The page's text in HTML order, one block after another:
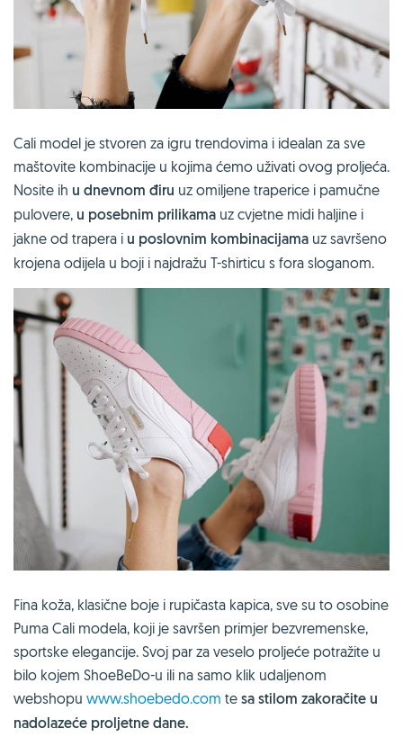
Cali model je stvoren za igru trendovima i idealan za sve
maštovite kombinacije u kojima ćemo uživati ovog proljeća.
Nosite ih u dnevnom điru uz omiljene traperice i pamučne
pulovere, u posebnim prilikama uz cvjetne midi haljine i
jakne od trapera i u poslovnim kombinacijama uz savršeno
krojena odijela u boji i najdražu T-shirticu s fora sloganom.
Fina koža, klasične boje i rupičasta kapica, sve su to osobine
Puma Cali modela, koji je savršen primjer bezvremenske,
sportske elegancije. Svoj par za veselo proljeće potražite u
bilo kojem ShoeBeDo-u ili na samo klik udaljenom
webshopu www.shoebedo.com te sa stilom zakoračite u
nadolazeće proljetne dane.